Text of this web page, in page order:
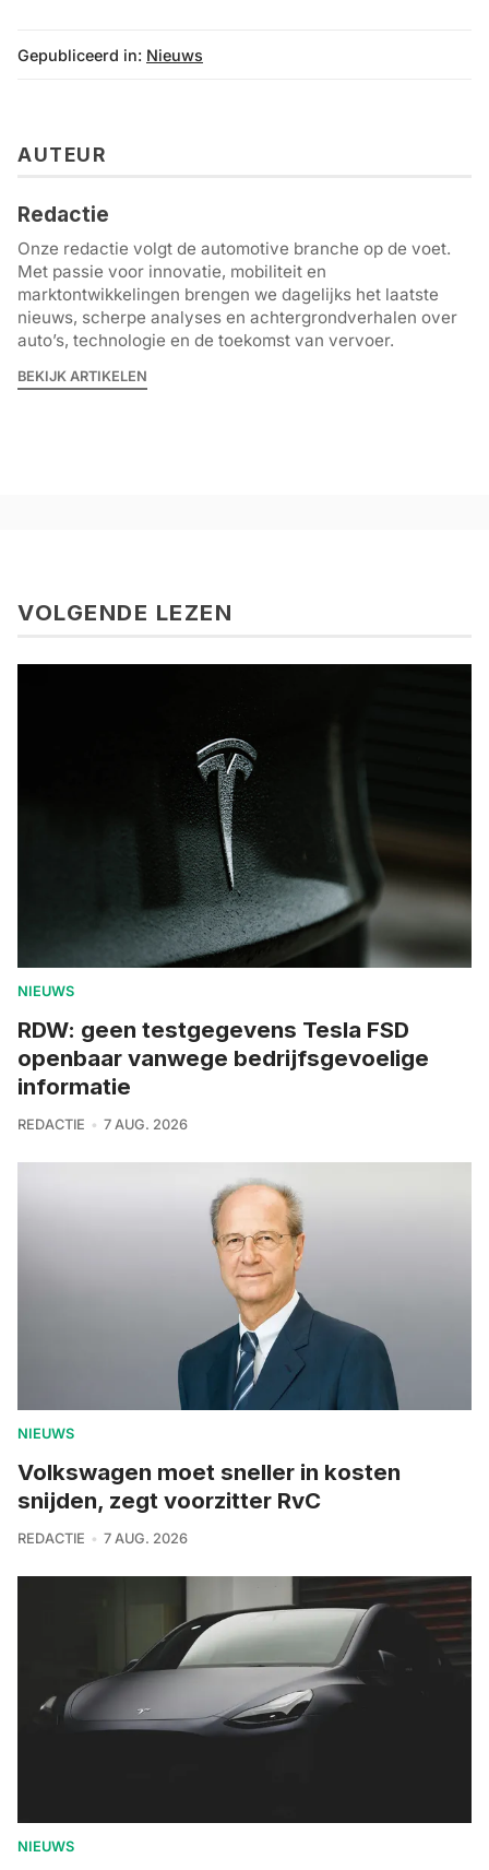
Gepubliceerd in: Nieuws
AUTEUR
Redactie
Onze redactie volgt de automotive branche op de voet.
Met passie voor innovatie, mobiliteit en
marktontwikkelingen brengen we dagelijks het laatste
nieuws, scherpe analyses en achtergrondverhalen over
auto’s, technologie en de toekomst van vervoer.
BEKIJK ARTIKELEN
VOLGENDE LEZEN
NIEUWS
RDW: geen testgegevens Tesla FSD
openbaar vanwege bedrijfsgevoelige
informatie
REDACTIE 7 AUG. 2026
NIEUWS
Volkswagen moet sneller in kosten
snijden, zegt voorzitter RvC
REDACTIE 7 AUG. 2026
NIEUWS